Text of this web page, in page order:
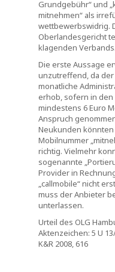
Grundgebühr“ und
mitnehmen“ als
wettbewerbswidrig.
Oberlandesgericht
klagenden Verbands.
Die erste Aussage
unzutreffend, da
monatliche
erhob, sofern in
mindestens 6 Euro
Anspruch
Neukunden
Mobilnummer
richtig. Vielmehr
sogenannte
Provider in
„callmobile“ nicht
muss der Anbieter
unterlassen.
Urteil des OLG
Aktenzeichen: 5 U
K&R 2008, 616